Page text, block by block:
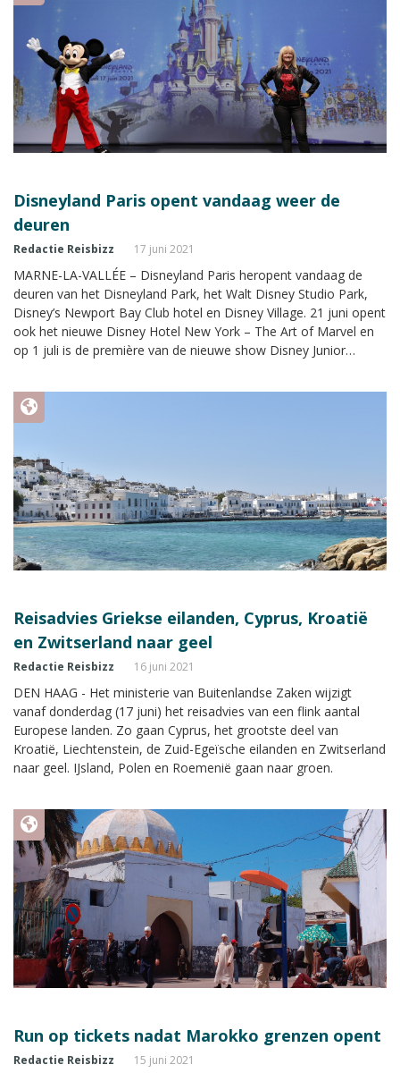
Disneyland Paris opent vandaag weer de
deuren
Redactie Reisbizz 17 juni 2021
MARNE-LA-VALLÉE – Disneyland Paris heropent vandaag de
deuren van het Disneyland Park, het Walt Disney Studio Park,
Disney’s Newport Bay Club hotel en Disney Village. 21 juni opent
ook het nieuwe Disney Hotel New York – The Art of Marvel en
op 1 juli is de première van de nieuwe show Disney Junior
Reisadvies Griekse eilanden, Cyprus, Kroatië
en Zwitserland naar geel
Redactie Reisbizz 16 juni 2021
DEN HAAG - Het ministerie van Buitenlandse Zaken wijzigt
vanaf donderdag (17 juni) het reisadvies van een flink aantal
Europese landen. Zo gaan Cyprus, het grootste deel van
Kroatië, Liechtenstein, de Zuid-Egeïsche eilanden en Zwitserland
naar geel. IJsland, Polen en Roemenië gaan naar groen.
Run op tickets nadat Marokko grenzen opent
Redactie Reisbizz 15 juni 2021